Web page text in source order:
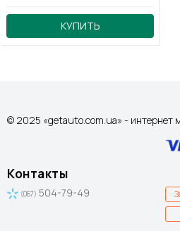
КУПИТЬ
© 2025 «getauto.com.ua» - интернет
Контакты
(067) 504-79-49